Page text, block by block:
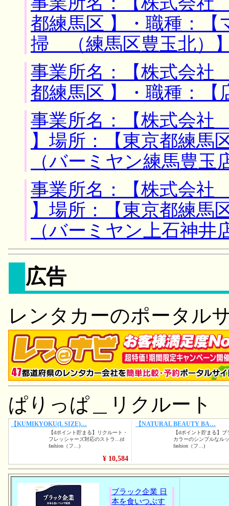
都練馬区 】・職種：
掃 （練馬区豊玉北）
事業所名：【株式会社
都練馬区 】・職種：【
事業所名：【株式会
】場所：【東京都練馬
（バーミヤン練馬豊玉
事業所名：【株式会
】場所：【東京都練馬
（バーミヤン上石神井
広告
レンタカーのポータル
ぱりっぱ＿リクルート
ブラック企業 日
本を食いつぶす